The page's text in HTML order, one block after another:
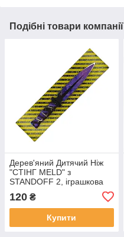
Подібні товари компанії
Дерев'яний Дитячий Ніж
"СТІНГ MELD" з
STANDOFF 2, іграшкова
120 ₴
Купити